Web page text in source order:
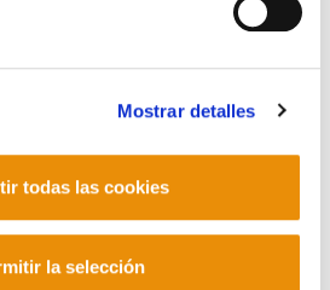
Mostrar detalles
todas las cookies
la selección